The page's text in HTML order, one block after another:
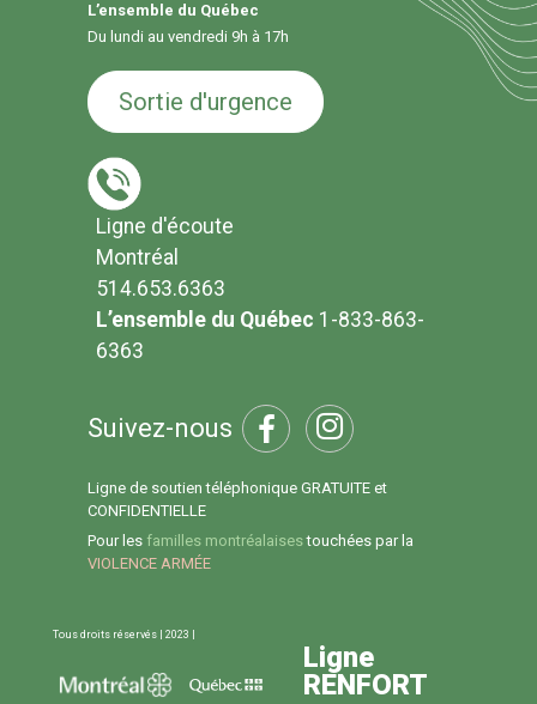
Ligne d'écoute 514.653.6363
L’ensemble du Québec
Du lundi au vendredi 9h à 17h
Sortie d'urgence
Ligne d'écoute
Montréal
514.653.6363
L’ensemble du Québec 1-833-863-
6363
Suivez-nous
Ligne de soutien téléphonique GRATUITE et
CONFIDENTIELLE
Pour les familles montréalaisestouchées par la
VIOLENCE ARMÉE
Tous droits réservés | 2023 |
Ligne
RENFORT